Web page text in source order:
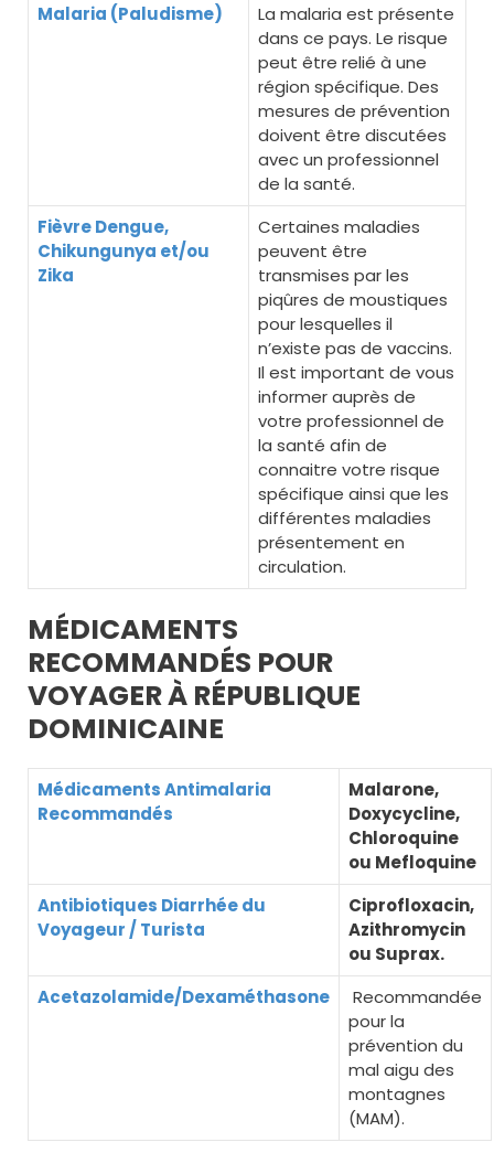
Malaria (Paludisme)
La malaria est présente
dans ce pays. Le risque
peut être relié à une
région spécifique. Des
mesures de prévention
doivent être discutées
avec un professionnel
de la santé.
Fièvre Dengue,
Chikungunya et/ou
Zika
Certaines maladies
peuvent être
transmises par les
piqûres de moustiques
pour lesquelles il
n’existe pas de vaccins.
Il est important de vous
informer auprès de
votre professionnel de
la santé afin de
connaitre votre risque
spécifique ainsi que les
différentes maladies
présentement en
circulation.
MÉDICAMENTS
RECOMMANDÉS POUR
VOYAGER À RÉPUBLIQUE
DOMINICAINE
Médicaments Antimalaria
Recommandés
Malarone,
Doxycycline,
Chloroquine
ou Mefloquine
Antibiotiques Diarrhée du
Voyageur / Turista
Ciprofloxacin,
Azithromycin
ou Suprax.
Acetazolamide/Dexaméthasone
Recommandée
pour la
prévention du
mal aigu des
montagnes
(MAM).